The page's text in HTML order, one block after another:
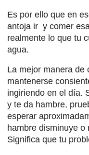
Es por ello que en
antoja ir y comer
realmente lo que tu
agua.
La mejor manera de
mantenerse
ingiriendo en el día.
y te da hambre,
esperar
hambre disminuye o
Significa que tu